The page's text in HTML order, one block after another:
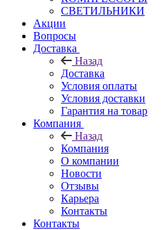
СВЕТИЛЬНИКИ
Акции
Вопросы
Доставка
Назад
Доставка
Условия оплаты
Условия доставки
Гарантия на товар
Компания
Назад
Компания
О компании
Новости
Отзывы
Карьера
Контакты
Контакты